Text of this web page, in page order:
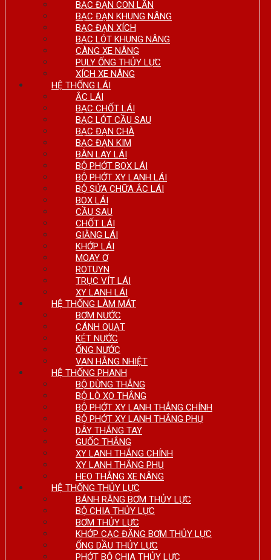
BẠC ĐẠN CON LĂN
BẠC ĐẠN KHUNG NÂNG
BẠC ĐẠN XÍCH
BẠC LÓT KHUNG NÂNG
CÀNG XE NÂNG
PULY ỐNG THỦY LỰC
XÍCH XE NÂNG
HỆ THỐNG LÁI
ẮC LÁI
BẠC CHỐT LÁI
BẠC LÓT CẦU SAU
BẠC ĐẠN CHÀ
BẠC ĐẠN KIM
BÀN LAY LÁI
BỘ PHỚT BOX LÁI
BỘ PHỚT XY LANH LÁI
BỘ SỬA CHỮA ẮC LÁI
BOX LÁI
CẦU SAU
CHỐT LÁI
GIẰNG LÁI
KHỚP LÁI
MOAY Ơ
ROTUYN
TRỤC VÍT LÁI
XY LANH LÁI
HỆ THỐNG LÀM MÁT
BƠM NƯỚC
CÁNH QUẠT
KÉT NƯỚC
ỐNG NƯỚC
VAN HẰNG NHIỆT
HỆ THỐNG PHANH
BỘ DỪNG THẮNG
BỘ LÒ XO THẮNG
BỘ PHỚT XY LANH THẮNG CHÍNH
BỘ PHỚT XY LANH THẮNG PHỤ
DÂY THẮNG TAY
GUỐC THẮNG
XY LANH THẮNG CHÍNH
XY LANH THẮNG PHỤ
HEO THẮNG XE NÂNG
HỆ THỐNG THỦY LỰC
BÁNH RĂNG BƠM THỦY LỰC
BỘ CHIA THỦY LỰC
BƠM THỦY LỰC
KHỚP CẠC ĐĂNG BƠM THỦY LỰC
ỐNG DẦU THỦY LỰC
PHỚT BỘ CHIA THỦY LỰC